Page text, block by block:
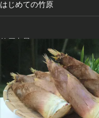
はじめての竹原
モデルコース
特集